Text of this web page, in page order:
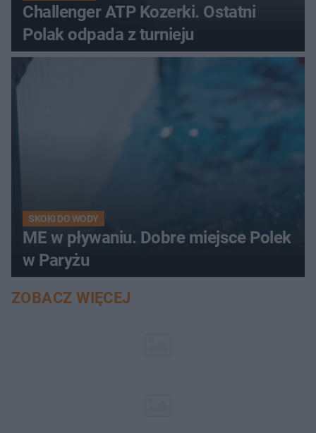
Challenger ATP Kozerki. Ostatni
Polak odpada z turnieju
SKOKI DO WODY
ME w pływaniu. Dobre miejsce Polek
w Paryżu
ZOBACZ WIĘCEJ